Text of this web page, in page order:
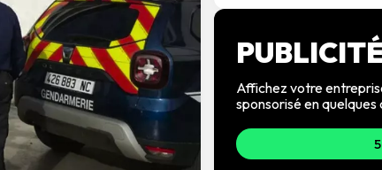
Affichez votre
sponsorisé en quelques